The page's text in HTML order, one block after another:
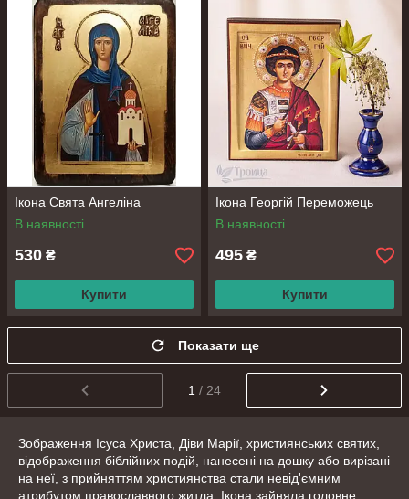
Ікона Свята Ангеліна
В наявності
530 ₴
Купити
Ікона Георгій Переможець
В наявності
495 ₴
Купити
Показати ще
1 / 24
Зображення Ісуса Христа, Діви Марії, християнських святих,
відображення біблійних подій, нанесені на дошку або вирізані
на неї, з прийняттям християнства стали невід'ємним
атрибутом православного житла. Ікона зайняла головне